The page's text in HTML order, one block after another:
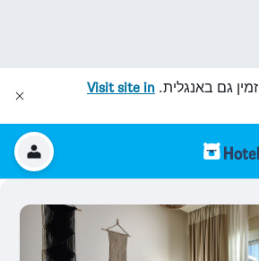
זמין גם באנגלית. Visit site in